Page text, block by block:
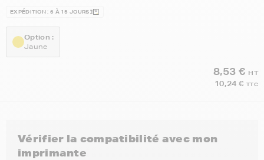
EXPÉDITION : 6 À 15 JOURS
Option :
Jaune
8,53 € HT
10,24 € TTC
Vérifier la compatibilité avec mon
imprimante